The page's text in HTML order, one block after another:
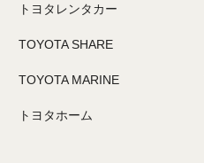
トヨタレンタカー
TOYOTA SHARE
TOYOTA MARINE
トヨタホーム